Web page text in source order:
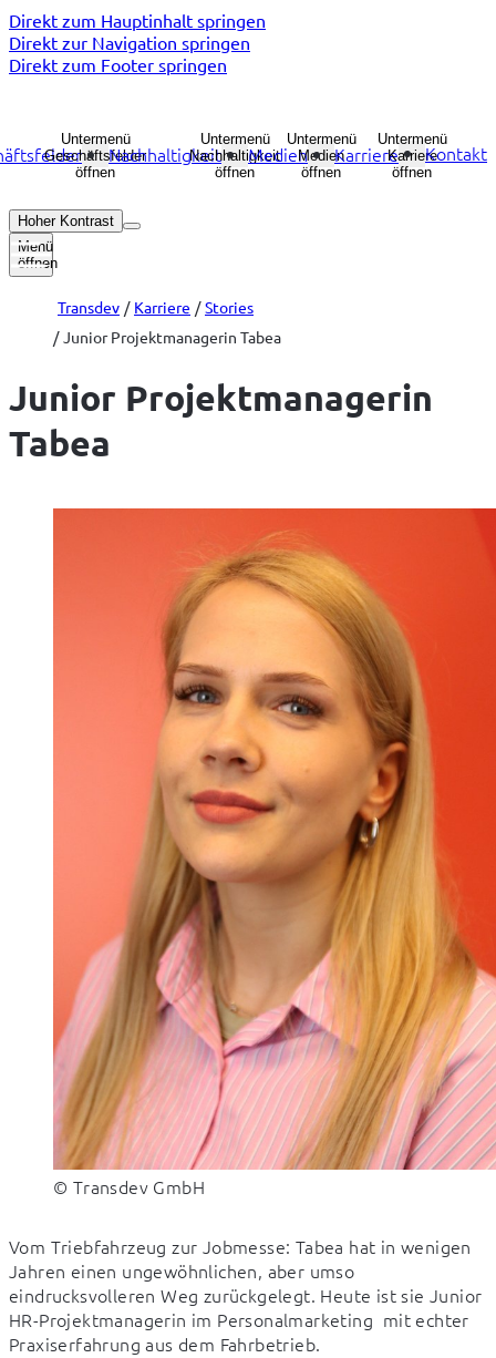
Direkt zum Hauptinhalt springen
Direkt zur Navigation springen
Direkt zum Footer springen
Untermenü
Geschäftsfelder
öffnen
Nachhaltigkeit
Untermenü
Nachhaltigkeit
öffnen
Medien
Untermenü
Medien
öffnen
Karriere
Untermenü
Karriere
öffnen
Kontakt
Hoher Kontrast
Menü
öffnen
Transdev Karriere
Stories
Junior Projektmanagerin Tabea
Junior Projektmanagerin
Tabea
© Transdev GmbH
Vom Triebfahrzeug zur Jobmesse: Tabea hat in wenigen
Jahren einen ungewöhnlichen, aber umso
eindrucksvolleren Weg zurückgelegt. Heute ist sie Junior
HR-Projektmanagerin im Personalmarketing  mit echter
Praxiserfahrung aus dem Fahrbetrieb.